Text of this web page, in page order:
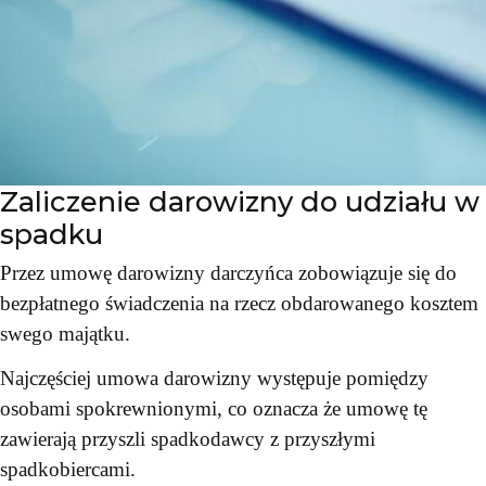
Zaliczenie darowizny do udziału w
spadku
Przez umowę darowizny darczyńca zobowiązuje się do
bezpłatnego świadczenia na rzecz obdarowanego kosztem
swego majątku.
Najczęściej umowa darowizny występuje pomiędzy
osobami spokrewnionymi, co oznacza że umowę tę
zawierają przyszli spadkodawcy z przyszłymi
spadkobiercami.